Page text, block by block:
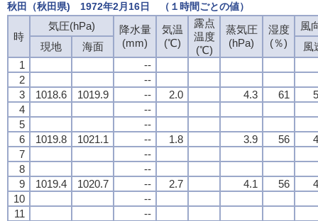
秋田（秋田県) 1972年2月16日 （１時間ごとの値）
時
気圧(hPa)
降水量
(mm)
気温
(℃)
露点
温度
(℃)
蒸気圧
(hPa)
湿度
(％)
風
現地
海面
風
1
--
2
--
3
1018.6 1019.9 -- 2.0 4.3 61
4
--
5
--
6
1019.8 1021.1 -- 1.8 3.9 56
7
--
8
--
9
1019.4 1020.7 -- 2.7 4.1 56
10
--
11
--